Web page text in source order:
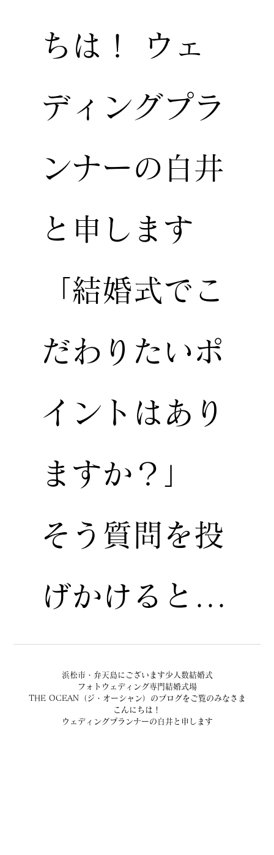
ちは！ ウェ
ディングプラ
ンナーの白井
と申します
「結婚式でこ
だわりたいポ
イントはあり
ますか？」
そう質問を投
げかけると...
浜松市・弁天島にございます少人数結婚式
フォトウェディング専門結婚式場
THE OCEAN（ジ・オーシャン）のブログをご覧のみなさま
こんにちは！
ウェディングプランナーの白井と申します